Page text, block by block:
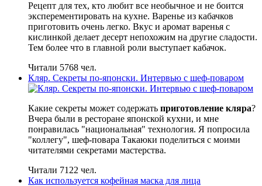
Рецепт для тех, кто любит все необычное и не боится
эксперементировать на кухне. Варенье из кабачков
приготовить очень легко. Вкус и аромат варенья с
кислинкой делает десерт непохожим на другие сладости.
Тем более что в главной роли выступает кабачок.
Читали 5768 чел.
Кляр. Секреты по-японски. Интервью с шеф-поваром
Какие секреты может содержать приготовление кляра?
Вчера были в ресторане японской кухни, и мне
понравилась "национальная" технология. Я попросила
"коллегу", шеф-повара Такаюки поделиться с моими
читателями секретами мастерства.
Читали 7122 чел.
Как используется кофейная маска для лица